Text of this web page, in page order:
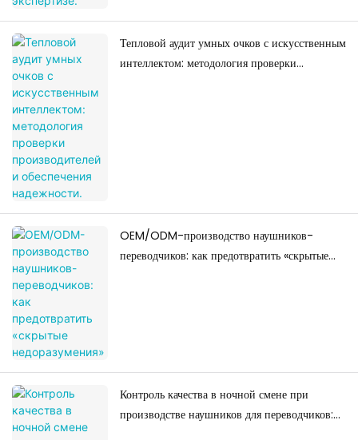
Тепловой аудит умных очков с искусственным
интеллектом: методология проверки
OEM/ODM-производство наушников-
переводчиков: как предотвратить «скрытые
Контроль качества в ночной смене при
производстве наушников для переводчиков: